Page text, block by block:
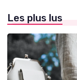
Les plus lus